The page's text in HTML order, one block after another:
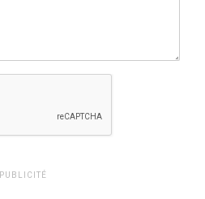
PUBLICITÉ